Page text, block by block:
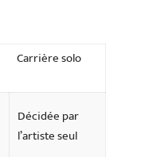
Carrière solo
Décidée par
l’artiste seul